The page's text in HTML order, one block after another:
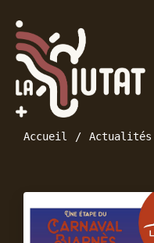
Accueil Actualités